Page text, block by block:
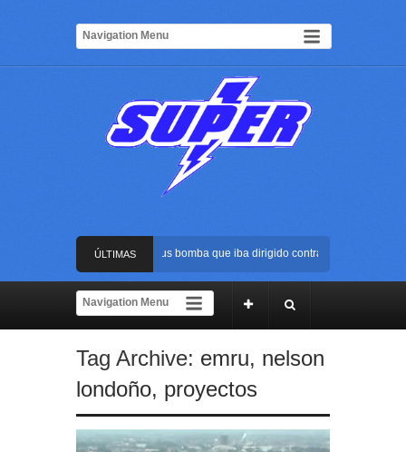
ÚLTIMAS
NOTICIAS
Frustran atentado con bus bomba que iba dirigido contra Cali durante la
La Arena USC será el escenario de la posesión presidencial de Abelardo
Rápida reacción policial evitó que presunto agresor escapara tras atacar
Frustran atentado con bus bomba que iba dirigido contra Cali durante la
Tag Archive: emru, nelson
londoño, proyectos